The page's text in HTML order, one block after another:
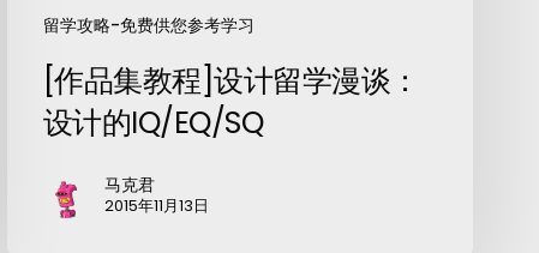
留学攻略-免费供您参考学习
[作品集教程]设计留学漫谈：
设计的IQ/EQ/SQ
马克君
2015年11月13日